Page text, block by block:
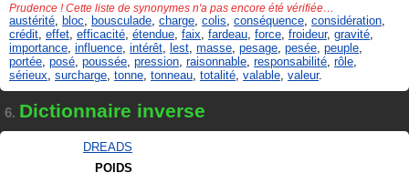
Prudence ! Cette liste de synonymes n'a pas encore été vérifiée…
austérité bloc bousculade charge colis conséquence considération
crédit effet efficacité étendue faix fardeau force froideur, gravité
importance influence intérêt lest masse pesage pesée peuple
portée posé poussée pression raisonnable responsabilité rôle
sérieux surcharge tonne tonneau totalité valable valeur.
6. Dictionnaire inverse
DREADS
POIDS